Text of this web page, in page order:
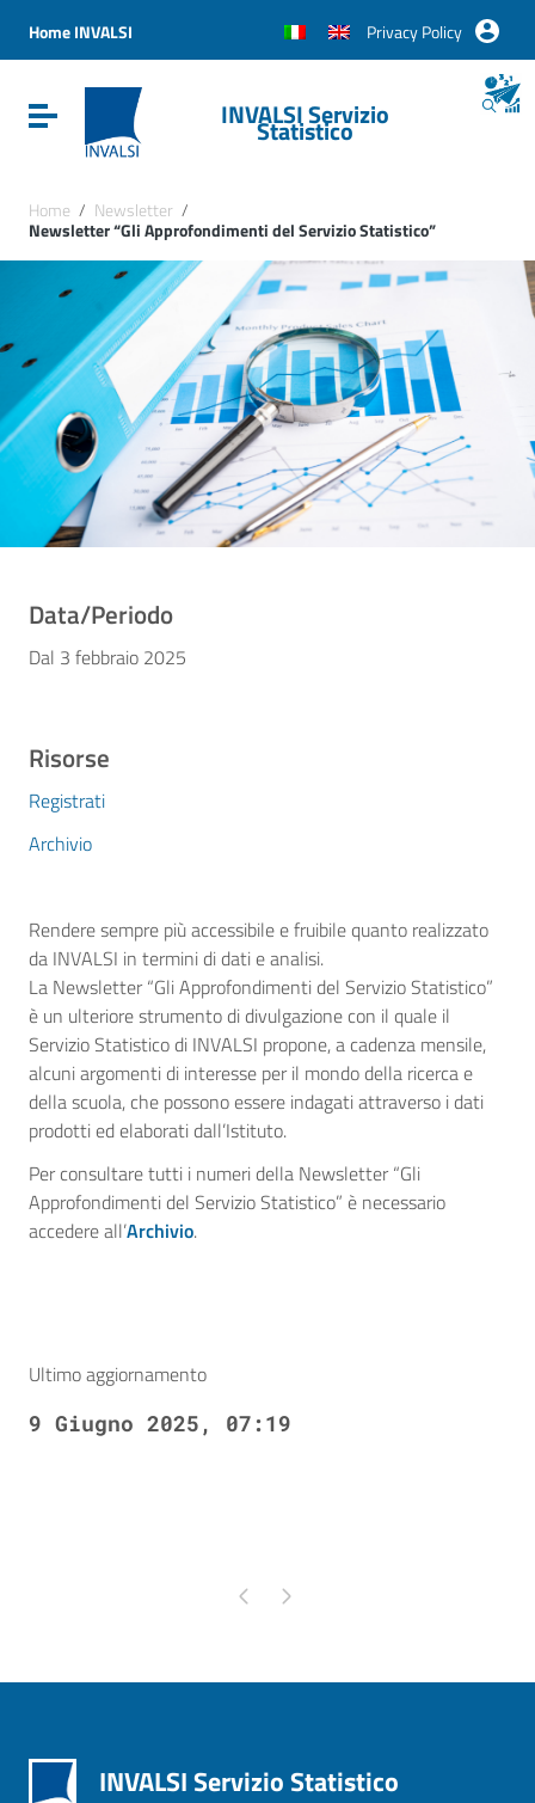
Vai al menu di navigazione
Vai al footer
Home INVALSI Privacy Policy
Attiva / disattiva la navigazioneINVALSI Servizio
Statistico
Home / Newsletter /
Newsletter “Gli Approfondimenti del Servizio Statistico”
Data/Periodo
Dal 3 febbraio 2025
Risorse
Registrati
Archivio
Rendere sempre più accessibile e fruibile quanto realizzato
da INVALSI in termini di dati e analisi.
La Newsletter “Gli Approfondimenti del Servizio Statistico”
è un ulteriore strumento di divulgazione con il quale il
Servizio Statistico di INVALSI propone, a cadenza mensile,
alcuni argomenti di interesse per il mondo della ricerca e
della scuola, che possono essere indagati attraverso i dati
prodotti ed elaborati dall’Istituto.
Per consultare tutti i numeri della Newsletter “Gli
Approfondimenti del Servizio Statistico” è necessario
accedere all’Archivio.
Ultimo aggiornamento
9 Giugno 2025, 07:19
Pagina precedente
Pagina successiva
INVALSI Servizio Statistico